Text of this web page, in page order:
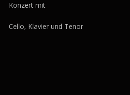
Konzert mit
Cello, Klavier und Tenor